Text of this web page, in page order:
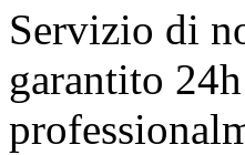
Servizio di
garantito